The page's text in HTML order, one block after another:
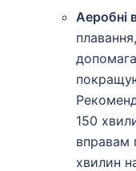
Аеробні
150
вправам
хвилин